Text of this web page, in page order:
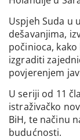
Uspjeh Suda u
dešavanjima,
počinioca,
izgraditi
povjerenjem
U seriji od 11
istraživačko
BiH, te načinu
budućnosti.